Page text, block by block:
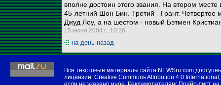
вполне достоин этого звания. На втором
45-летний Шон Бин. Третий - Грант. Четвертое
Джуд Лоу, а на шестом - новый Бэтмен
15 июня 2004 г., 10:26
на день назад
Все текстовые материалы сайта NEWSru.com
лицензии: Creative Commons Attribution 4.0 International ,